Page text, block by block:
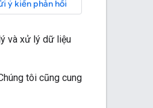
ý kiến phản hồi
và xử lý dữ liệu
tôi cũng cung